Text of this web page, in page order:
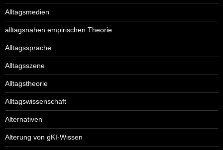
Alltagsmedien
alltagsnahen empirischen Theorie
Alltagssprache
Alltagsszene
Alltagstheorie
Alltagswissenschaft
Alternativen
Alterung von gKI-Wissen